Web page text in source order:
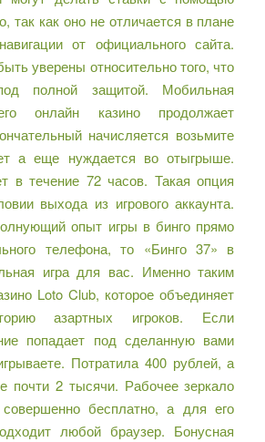
так как оно не отличается в плане
от официального сайта.
уверены относительно того, что
полной защитой. Мобильная
онлайн казино продолжает
начисляется возьмите
а еще нуждается во отыгрыше.
в течение 72 часов. Такая опция
выхода из игрового аккаунта.
опыт игры в бинго прямо
телефона, то «Бинго 37» в
игра для вас. Именно таким
Loto Club, которое объединяет
азартных игроков. Если
попадает под сделанную вами
Потратила 400 рублей, а
почти 2 тысячи. Рабочее зеркало
бесплатно, а для его
любой браузер. Бонусная